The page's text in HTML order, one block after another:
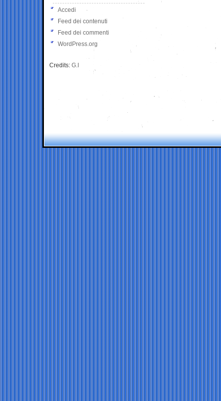
Accedi
Feed dei contenuti
Feed dei commenti
WordPress.org
Credits: G.I